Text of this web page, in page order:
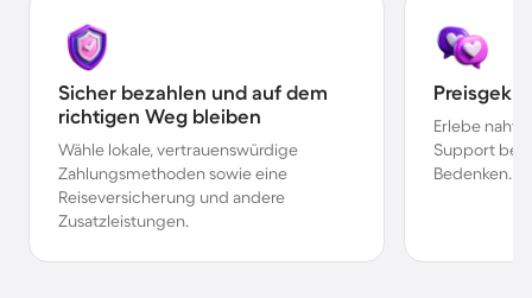
Sicher bezahlen und auf dem
richtigen Weg bleiben
Wähle lokale, vertrauenswürdige
Zahlungsmethoden sowie eine
Reiseversicherung und andere
Zusatzleistungen.
Erlebe
Support bei
Bedenken.